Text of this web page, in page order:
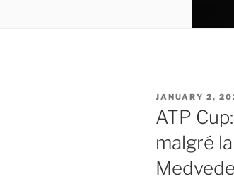
POSTED
ON
JANUARY 2,
ATP
malgré